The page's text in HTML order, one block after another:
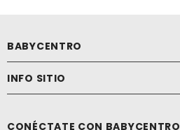
BABYCENTRO
INFO SITIO
CONÉCTATE CON BABYCENTRO